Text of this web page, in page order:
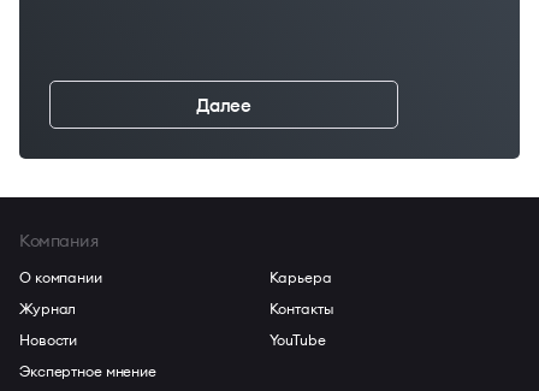
Далее
Компания
О компании
Журнал
Новости
Экспертное мнение
Карьера
Контакты
YouTube